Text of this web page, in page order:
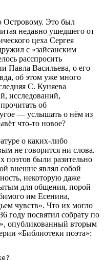
Островому. Это был
недавно ушедшего от
цеха Сергея
с «зайсанским
расспросить
Павла Васильева, о его
об этом уже много
С. Куняева
исследований,
об
— услышать о нём из
что-то новое?
о каких-либо
не говорится ни слова.
поэтов были разительно
внешне являл собой
некоторую даже
для общения, порой
им Есенина,
чувств». Что их могло
году посвятил собрату по
опубликованный вторым
«Библиотеки поэта»: